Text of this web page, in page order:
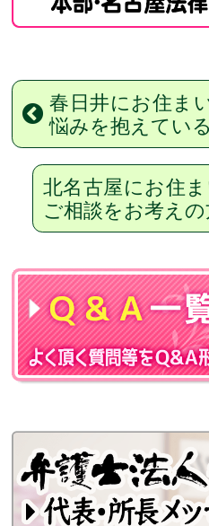
春日井にお住ま
悩みを抱えてい
北名古屋にお住
ご相談をお考え